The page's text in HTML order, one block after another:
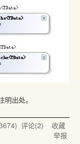
出处。
) 评论(2) 收藏
举报